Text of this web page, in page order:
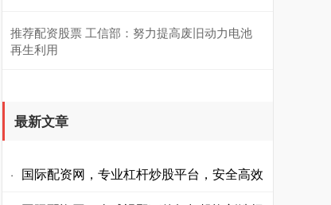
推荐配资股票 工信部：努力提高废旧动力电池
再生利用
最新文章
· 国际配资网，专业杠杆炒股平台，安全高效